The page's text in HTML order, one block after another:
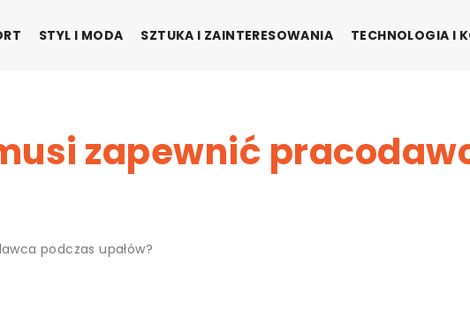
STYL I MODA SZTUKA I ZAINTERESOWANIA TECHNOLOGIA I
zapewnić
podczas upałów?